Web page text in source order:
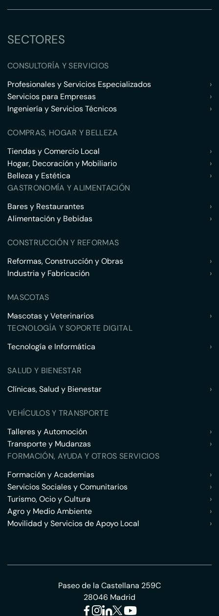
SECTORES
CONSULTORÍA Y SERVICIOS
Profesionales y Servicios Especializados
›
Servicios para Empresas
›
Ingeniería y Servicios Técnicos
›
COMPRAS, HOGAR Y BELLEZA
Tiendas y Comercio Local
›
Hogar, Decoración y Mobiliario
›
Belleza y Estética
›
GASTRONOMÍA Y ALIMENTACIÓN
Bares y Restaurantes
›
Alimentación y Bebidas
›
CONSTRUCCIÓN Y REFORMAS
Reformas, Construcción y Obras
›
Industria y Fabricación
›
MASCOTAS
Mascotas y Veterinarios
›
TECNOLOGÍA Y SOPORTE DIGITAL
Tecnología e Informática
›
SALUD Y BIENESTAR
Clínicas, Salud y Bienestar
›
VEHÍCULOS Y TRANSPORTE
Talleres y Automoción
›
Transporte y Mudanzas
›
FORMACIÓN, AYUDA Y OTROS SERVICIOS
Formación y Academias
›
Servicios Sociales y Comunitarios
›
Turismo, Ocio y Cultura
›
Agro y Medio Ambiente
›
Movilidad y Servicios de Apoyo Local
›
Paseo de la Castellana 259C
28046 Madrid